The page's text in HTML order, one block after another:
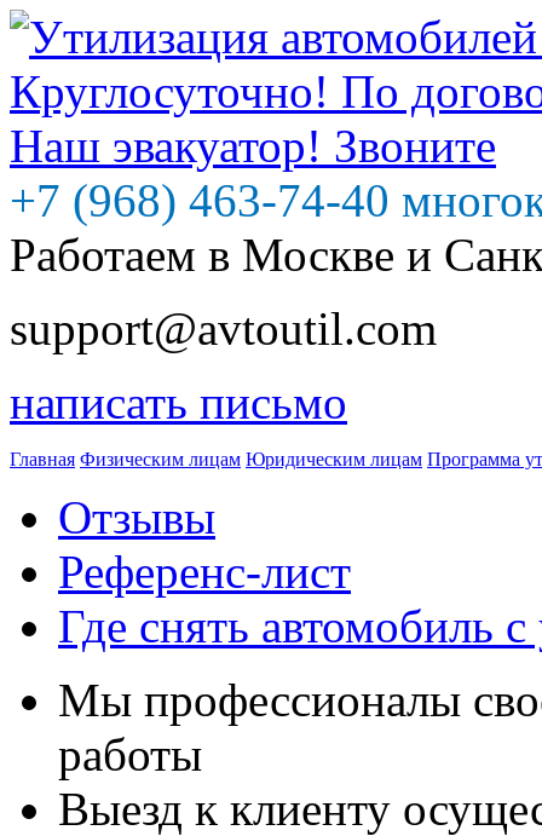
+7 (968) 463-74-40
Работаем в Москве и
support@avtoutil.com
написать письмо
Главная Физическим лицам Юридическим лицам Программа
Отзывы
Референс-лист
Где снять автомобиль с
Мы профессионалы
работы
Выезд к клиенту